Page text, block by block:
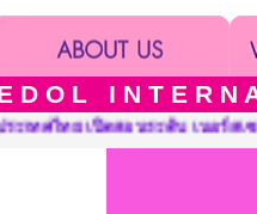
D O L I N T E R
ถมศึกษาและมัธยมศึกษา :::